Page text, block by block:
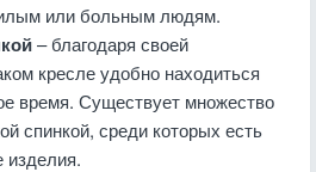
или больным людям.
– благодаря своей
кресле удобно находиться
время. Существует множество
спинкой, среди которых есть
изделия.